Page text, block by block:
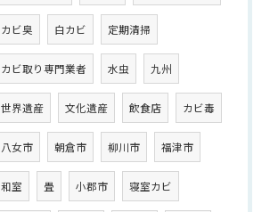
カビ臭 白カビ 定期清掃
カビ取り専門業者 水虫 九州
世界遺産 文化遺産 飲食店 カビ毒
八女市 朝倉市 柳川市 福津市
和室 畳 小郡市 寝室カビ